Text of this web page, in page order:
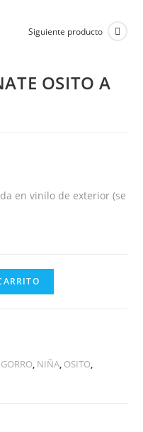
Siguiente producto
OSITO A
en vinilo de exterior (se
GORRO, NIÑA, OSITO,